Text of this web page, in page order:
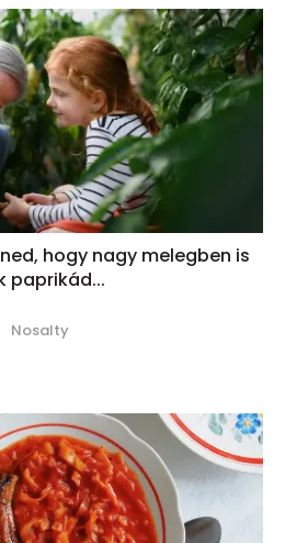
hogy nagy melegben is
paprikád...
Nosalty